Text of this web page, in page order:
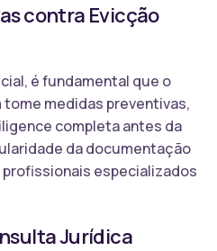
contra Evicção
é fundamental que o
medidas preventivas,
completa antes da
da documentação
especializados
Jurídica